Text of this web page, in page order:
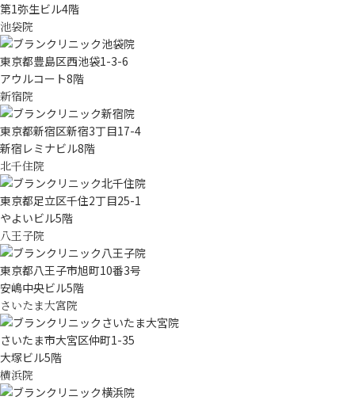
第1弥生ビル4階
池袋院
東京都豊島区西池袋1-3-6
アウルコート8階
新宿院
東京都新宿区新宿3丁目17-4
新宿レミナビル8階
北千住院
東京都足立区千住2丁目25-1
やよいビル5階
八王子院
東京都八王子市旭町10番3号
安嶋中央ビル5階
さいたま大宮院
さいたま市大宮区仲町1-35
大塚ビル5階
横浜院